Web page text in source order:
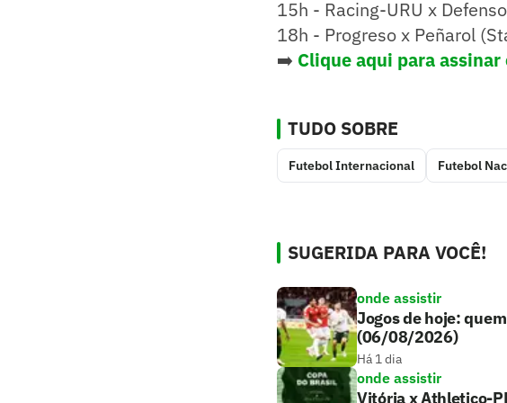
15h - Racing-URU x
18h - Progreso x Peñarol
➡️ Clique aqui para
TUDO SOBRE
Futebol Internacional Futebol
SUGERIDA PARA VOCÊ!
onde assistir
Jogos de hoje:
(06/08/2026)
Há 1 dia
onde assistir
Vitória x Athletico-